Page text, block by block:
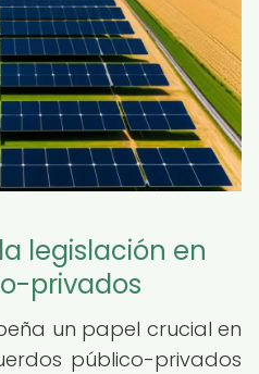
legislación en
privados
un papel crucial en
público-privados